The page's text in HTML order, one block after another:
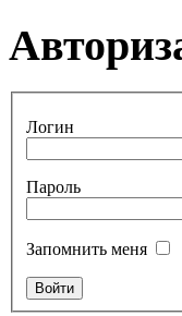
Логин
Пароль
Запомнить меня